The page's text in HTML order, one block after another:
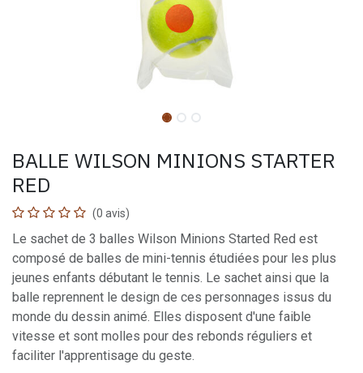
BALLE WILSON MINIONS STARTER
RED
(0 avis)
Le sachet de 3 balles Wilson Minions Started Red est
composé de balles de mini-tennis étudiées pour les plus
jeunes enfants débutant le tennis. Le sachet ainsi que la
balle reprennent le design de ces personnages issus du
monde du dessin animé. Elles disposent d'une faible
vitesse et sont molles pour des rebonds réguliers et
faciliter l'apprentisage du geste.